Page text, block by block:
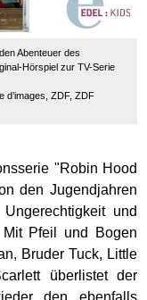
Abenteuer des
Hörspiel zur TV-Serie
d’images, ZDF, ZDF
"Robin Hood
den Jugendjahren
und
Pfeil und Bogen
Bruder Tuck, Little
überlistet der
den ebenfalls